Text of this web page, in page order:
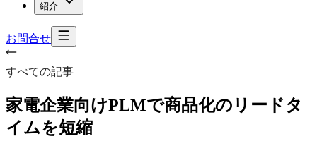
紹介
お問合せ
すべての記事
家電企業向けPLMで商品化の リードタ
イムを短縮